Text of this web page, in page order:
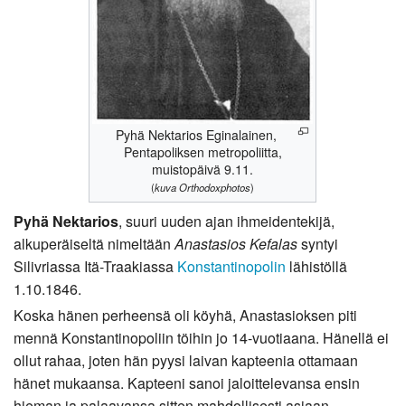
Pyhä Nektarios Eginalainen,
Pentapoliksen metropoliitta,
muistopäivä 9.11.
(kuva Orthodoxphotos)
Pyhä Nektarios, suuri uuden ajan ihmeidentekijä,
alkuperäiseltä nimeltäänAnastasios Kefalassyntyi
Silivriassa Itä-Traakiassa Konstantinopolin lähistöllä
1.10.1846.
Koska hänen perheensä oli köyhä, Anastasioksen piti
mennä Konstantinopoliin töihin jo 14-vuotiaana. Hänellä ei
ollut rahaa, joten hän pyysi laivan kapteenia ottamaan
hänet mukaansa. Kapteeni sanoi jaloittelevansa ensin